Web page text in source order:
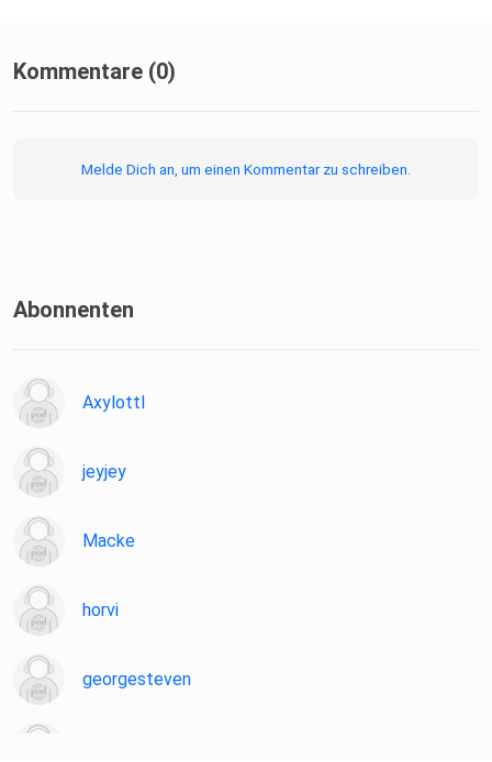
Kommentare (0)
Melde Dich an, um einen Kommentar zu schreiben.
Abonnenten
Axylottl
jeyjey
Macke
horvi
georgesteven